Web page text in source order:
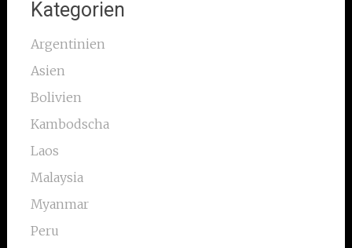
Kategorien
Argentinien
Asien
Bolivien
Kambodscha
Laos
Malaysia
Myanmar
Peru